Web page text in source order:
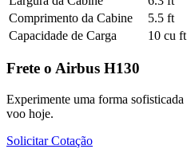
Comprimento da Cabine
5.5 ft
Capacidade de Carga
10 cu ft
Frete o Airbus H130
Experimente uma forma
voo hoje.
Solicitar Cotação